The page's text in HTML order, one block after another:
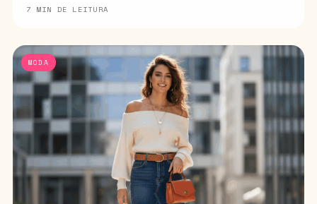
7 MIN DE LEITURA
MODA